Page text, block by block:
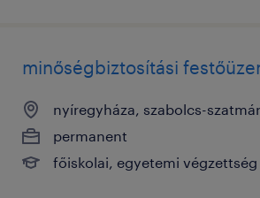
minőségbiztosítási
nyíregyháza, szabolcs-
permanent
főiskolai, egyetemi